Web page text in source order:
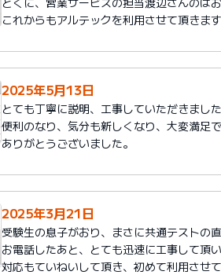
これからもアルテックを利用させて頂きます
2025年5月13日
とても丁寧に説明、工事していただきました
便利のなり、気分も新しくなり、大変満足で
ありがとうございました。
2025年3月21日
受験生の息子がおり、まさに共通テストの
お電話したあと、とても迅速に工事して頂
対応もていねいして頂き、初めて利用させ